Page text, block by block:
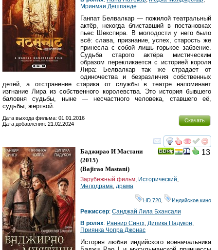
Мринмаи Дешпанде
Ганпат Белвалкар — пожилой театральный
актёр, некогда блиставший в постановках
пьес Шекспира. В молодости у него было
всё: слава, признание, успех, старость же
принесла с собой лишь горькое забвение.
Судьба старого актёра мистическим
образом перекликается с историей короля
Лира: Белвалкар так же страдает от
одиночества и безразличия собственных
детей, а отстранение старика от службы в театре напоминает
изгнание Лира из собственного королевства. Это история бывшего
баловня судьбы, ныне — несчастного человека, ставшего её,
судьбы, жертвой.
Скачать
Дата выхода фильма: 01.01.2016
Дата добавления: 21.02.2024
смотреть
13
Баджирао И Мастани
(2015)
(Bajirao Mastani)
Зарубежный фильм, Исторический,
Мелодрама, драма
HD 720 Индийское кино
Режиссер: Санджай Лила Бхансали
В ролях: Ранвир Сингх, Дипика Падукон,
Приянка Чопра Джонас
История любви индийского военачальника